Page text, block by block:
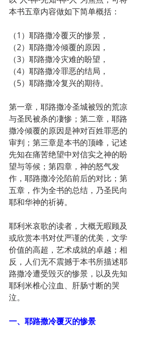
本书五章内容做如下简单概括：
（1）耶路撒冷覆灭的惨景，
（2）耶路撒冷倾覆的原因，
（3）耶路撒冷灾难的盼望，
（4）耶路撒冷罪恶的结局，
（5）耶路撒冷复兴的期待。
第一章，耶路撒冷圣城被毁的荒凉
与圣民被杀的凄惨；第二章，耶路
撒冷倾覆的原因是神对百姓罪恶的
审判；第三章是本书的顶峰，记述
先知在痛苦绝望中对信实之神的盼
望与等候；第四章，神的怒气发
作，耶路撒冷沦陷前后的对比；第
五章，作为全书的总结，乃圣民向
耶和华神的祈祷。
耶利米哀歌的读者，大概无暇顾及
或欣赏本书对仗严谨的优美，文学
价值的高超，艺术成就的卓越；相
反，人们无不震撼于本书所描述耶
路撒冷遭受毁灭的惨景，以及先知
耶利米椎心泣血、肝肠寸断的哭
泣。
一、耶路撒冷覆灭的惨景